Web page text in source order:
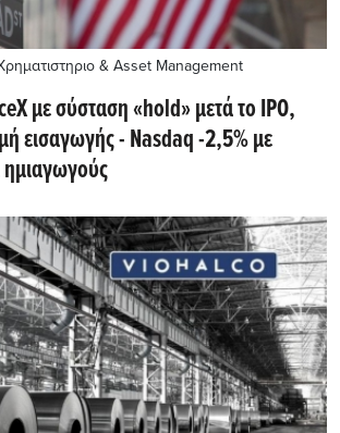
& Asset Management
με σύσταση «hold» μετά το IPO,
εισαγωγής - Nasdaq -2,5% με
ημιαγωγούς